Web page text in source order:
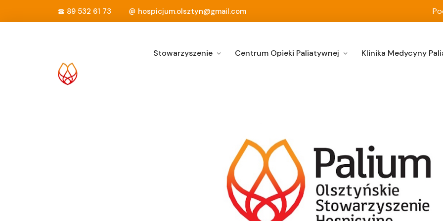
89 532 61 73 hospicjum.olsztyn@gmail.com
Stowarzyszenie Centrum Opieki Paliatywnej Klinika Medycyny